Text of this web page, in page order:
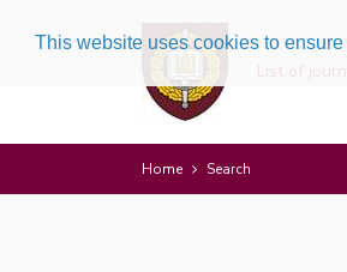
This website uses cookies to
List of
Home Search